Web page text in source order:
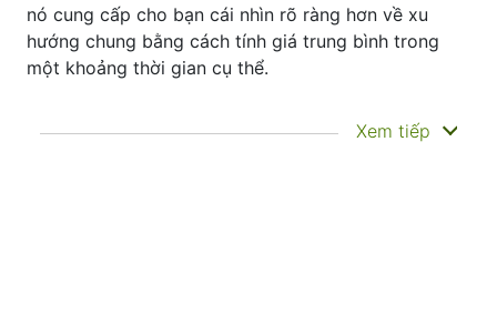
nó cung cấp cho bạn cái nhìn rõ ràng hơn về xu
hướng chung bằng cách tính giá trung bình trong
một khoảng thời gian cụ thể.
Chỉ báo này không dự đoán giá sẽ đi về đâu
Xem tiếp